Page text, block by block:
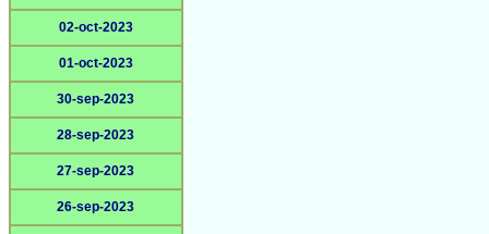
02-oct-2023
01-oct-2023
30-sep-2023
28-sep-2023
27-sep-2023
26-sep-2023